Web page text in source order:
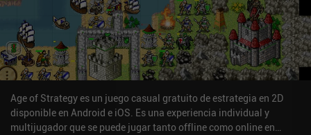
Age of Strategy es un juego casual gratuito de estrategia en 2D
disponible en Android e iOS. Es una experiencia individual y
multijugador que se puede jugar tanto offline como online en